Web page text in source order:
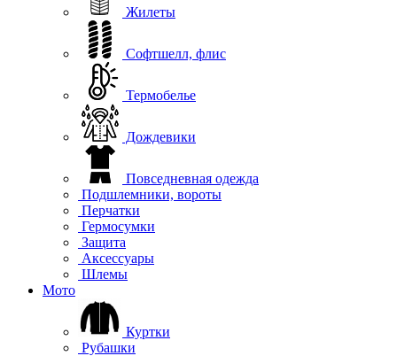
Жилеты
Софтшелл, флис
Термобелье
Дождевики
Повседневная одежда
Подшлемники, вороты
Перчатки
Гермосумки
Защита
Аксессуары
Шлемы
Мото
Куртки
Рубашки